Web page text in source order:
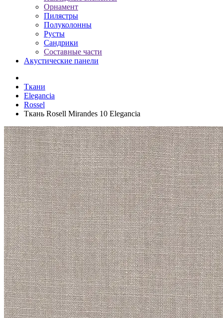
Орнамент
Пилястры
Полуколонны
Русты
Сандрики
Составные части
Акустические панели
Ткани
Elegancia
Rossel
Ткань Rosell Mirandes 10 Elegancia